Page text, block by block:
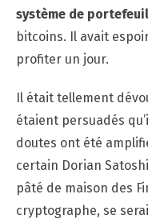
système de
bitcoins. Il avait
profiter un jour.
Il était tellement
étaient persuadés
doutes ont été
certain Dorian
pâté de maison des
cryptographe, se